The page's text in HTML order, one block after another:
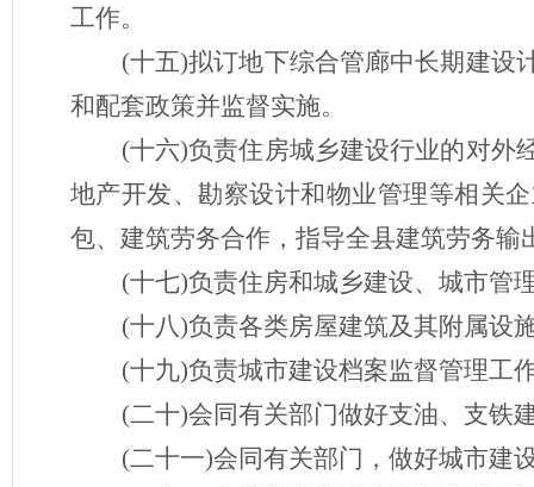
工作。
(十五)拟订地下综合管廊中长期建设
和配套政策并监督实施。
(十六)负责住房城乡建设行业的对外
地产开发、勘察设计和物业管理等相关
包、建筑劳务合作，指导全县建筑劳务输
(十七)负责住房和城乡建设、城市管
(十八)负责各类房屋建筑及其附属设
(十九)负责城市建设档案监督管理工
(二十)会同有关部门做好支油、支铁
(二十一)会同有关部门，做好城市建